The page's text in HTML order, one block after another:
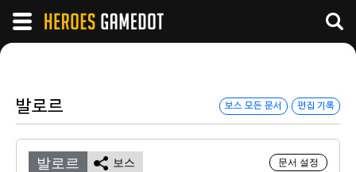
발로르 보스 모든 문서 편집 기록
문서 설정
발로르 보스